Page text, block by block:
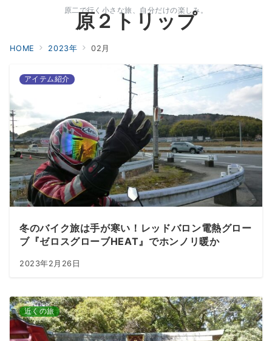
原二で行く小さな旅、自分だけの楽しみ。
原２トリップ
HOME 2023年 02月
アイテム紹介
冬のバイク旅は手が寒い！レッドバロン電熱グロー
ブ『ゼロスグローブHEAT』でホンノリ暖か
2023年2月26日
近くの旅